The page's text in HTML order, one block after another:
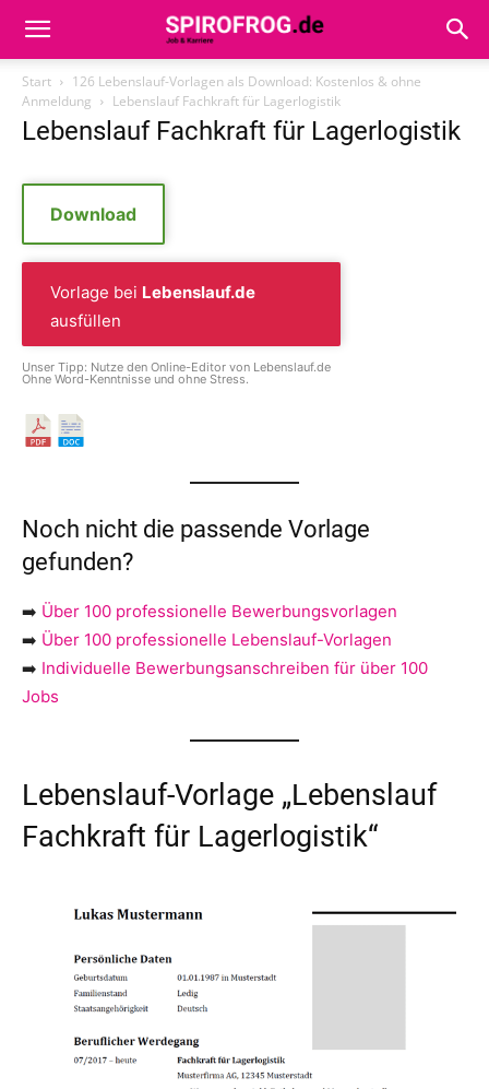
Start
126 Lebenslauf-Vorlagen als Download: Kostenlos & ohne
Anmeldung
Lebenslauf Fachkraft für Lagerlogistik
Lebenslauf Fachkraft für Lagerlogistik
Download
Vorlage bei Lebenslauf.de
ausfüllen
Unser Tipp: Nutze den Online-Editor von Lebenslauf.de
Ohne Word-Kenntnisse und ohne Stress.
Noch nicht die passende Vorlage
gefunden?
➡️ Über 100 professionelle Bewerbungsvorlagen
➡️ Über 100 professionelle Lebenslauf-Vorlagen
➡️ Individuelle Bewerbungsanschreiben für über 100
Jobs
Lebenslauf-Vorlage „Lebenslauf
Fachkraft für Lagerlogistik“